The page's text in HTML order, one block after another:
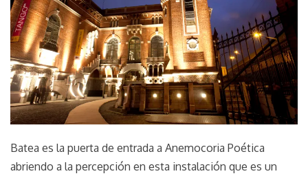
Arte
Batea es la puerta de entrada a Anemocoria Poética
abriendo a la percepción en esta instalación que es un